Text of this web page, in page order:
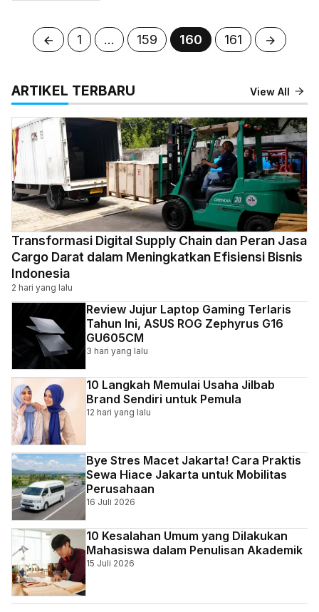
Halaman
1 … Halaman
159 Halaman
160 Halaman
161
ARTIKEL TERBARU View All
Transformasi Digital Supply Chain dan Peran Jasa
Cargo Darat dalam Meningkatkan Efisiensi Bisnis
Indonesia
2 hari yang lalu
Review Jujur Laptop Gaming Terlaris
Tahun Ini, ASUS ROG Zephyrus G16
GU605CM
3 hari yang lalu
10 Langkah Memulai Usaha Jilbab
Brand Sendiri untuk Pemula
12 hari yang lalu
Bye Stres Macet Jakarta! Cara Praktis
Sewa Hiace Jakarta untuk Mobilitas
Perusahaan
16 Juli 2026
10 Kesalahan Umum yang Dilakukan
Mahasiswa dalam Penulisan Akademik
15 Juli 2026